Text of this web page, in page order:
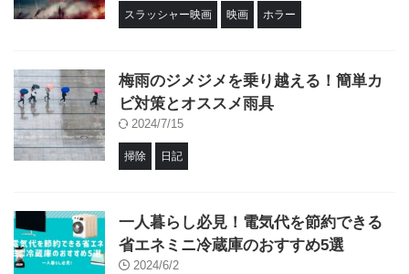
スラッシャー映画 映画 ホラー
梅雨のジメジメを乗り越える！簡単カ
ビ対策とオススメ雨具
2024/7/15
掃除 日記
一人暮らし必見！電気代を節約できる
省エネミニ冷蔵庫のおすすめ5選
2024/6/2